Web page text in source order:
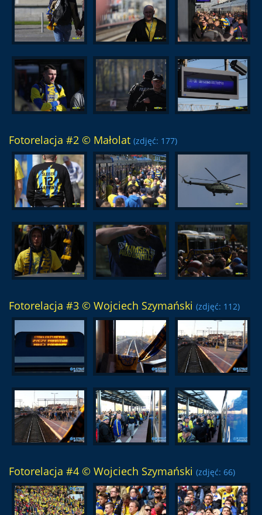
Fotorelacja #2 © Małolat (zdjęć: 177)
Fotorelacja #3 © Wojciech Szymański (zdjęć: 112)
Fotorelacja #4 © Wojciech Szymański (zdjęć: 66)